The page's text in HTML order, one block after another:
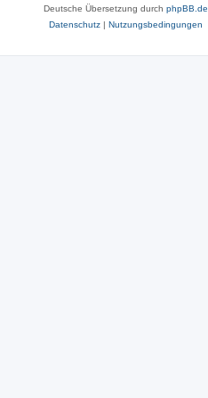
Deutsche Übersetzung durch phpBB.de
Datenschutz| Nutzungsbedingungen